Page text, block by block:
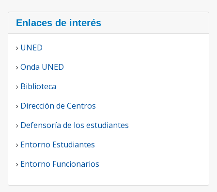
Enlaces de interés
› UNED
› Onda UNED
› Biblioteca
› Dirección de Centros
› Defensoría de los estudiantes
› Entorno Estudiantes
› Entorno Funcionarios